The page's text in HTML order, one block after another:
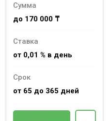
Сумма
до 170 000 ₸
Ставка
от 0,01 % в день
Срок
от 65 до 365 дней